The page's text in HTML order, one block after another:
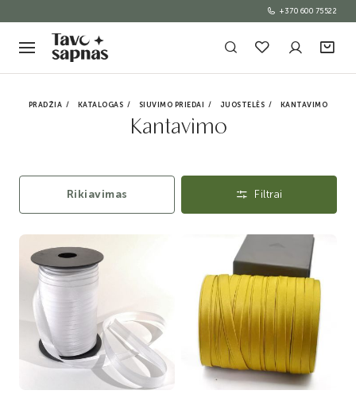
+370 600 75522
PRADŽIA KATALOGAS SIUVIMO PRIEDAI JUOSTELĖS KANTAVIMO
Kantavimo
Rikiavimas Filtrai